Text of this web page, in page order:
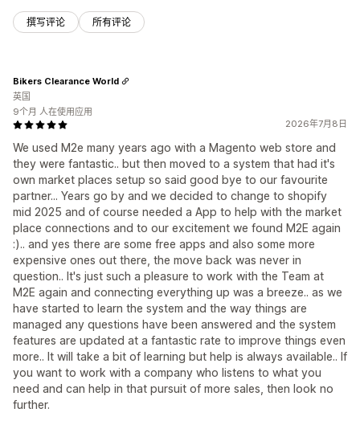
撰写评论 所有评论
2026年7月8日
We used M2e many years ago with a Magento web store and
they were fantastic.. but then moved to a system that had it's
own market places setup so said good bye to our favourite
partner... Years go by and we decided to change to shopify
mid 2025 and of course needed a App to help with the market
place connections and to our excitement we found M2E again
:).. and yes there are some free apps and also some more
expensive ones out there, the move back was never in
question.. It's just such a pleasure to work with the Team at
M2E again and connecting everything up was a breeze.. as we
have started to learn the system and the way things are
managed any questions have been answered and the system
features are updated at a fantastic rate to improve things even
more.. It will take a bit of learning but help is always available.. If
you want to work with a company who listens to what you
need and can help in that pursuit of more sales, then look no
further.
Bikers Clearance World
英国
9个月 人在使用应用